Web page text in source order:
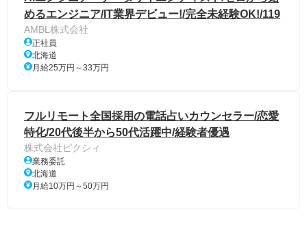
めるエンジニア/IT業界デビュー!/完全未経験OK!/119
AMBL株式会社
正社員
北海道
月給25万円～33万円
フルリモート全国採用の電話占いカウンセラー/恋愛
特化/20代後半から50代活躍中/経験者優遇
株式会社ピクシィ
業務委託
北海道
月給10万円～50万円